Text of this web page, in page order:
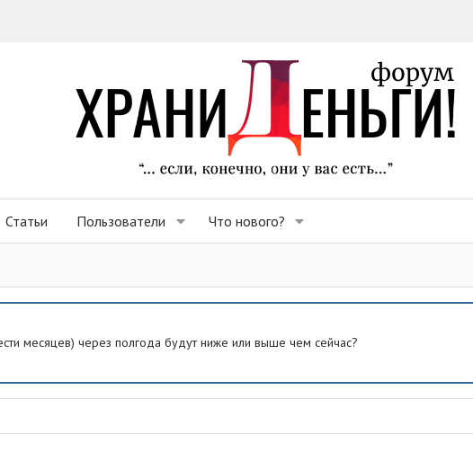
Статьи Пользователи Что нового?
месяцев) через полгода будут ниже или выше чем сейчас?